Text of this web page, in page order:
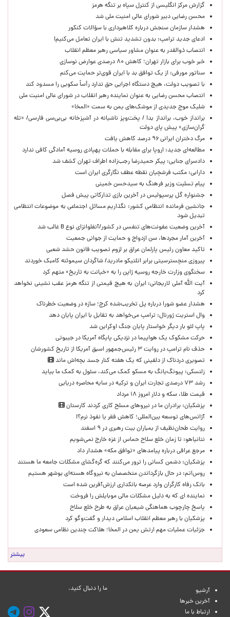
گزارش مرکز انگلیسی از کنترل سپاه بر تنگه هرمز
محسن رضایی دبیر شورای عالی امنیت ملی شد
هشدار سازمان سنجش درباره کلاهبرداری با سؤالات کنکور
ادعای جدید ترامپ: بدون تشدید تنش با ایران تعامل می‌کنیم!
انتصاب ذوالقدر به عنوان مشاور سیاسی رهبر معظم انقلاب
خبر خوب برای بازار تهران؛ کاهش ۸۰ درصدی عوارض نوسازی
سناتور مورفی: از یک توافق بد با ایران قوی‌تر حمایت می‌کنم
با تصویب دولت، هیچ دستگاه اجرایی حق ندارد رأساً سکویی را مسدود کند
انتصاب محسن رضایی به عنوان نماینده رهبر انقلاب در شورای عالی امنیت ملی
شلیک موج جدیدی از موشک‌های یمن به سمت «المخا»
برانداز خوب، برانداز بد! / پخت‌وپز ناشیانه در آشپزخانه‌ بی‌بی‌سی فارسی/ «تله
گران‌سازی» پیش پای دولت
مرگ دختران ایرانی ۹۶ درصد کاهش یافت
مطالعه‌ای جدید: اروپا برای مقابله با حملات پهپادی روسیه آمادگی کافی ندارد
دادسرای جنایی: پیکر حمیدرضا رجب‌زاده اطراف تهران کشف شد
دارابی: مکتب فرشچیان نقطه عطف نگارگری ایران است
پیام تسلیت وزیر فرهنگ به سیدحسن خمینی
جشنواره گل پرسپولیس در آخرین بازی تدارکاتی پیش فصل
جانشین فرمانده انتظامی کشور: نگذاریم مسائل اجتماعی به موضوعات انتظامی
تبدیل شود
آخرین وضعیت عفونت‌های تنفسی در کشور/آنفلوانزای نوع B غالب شد
آخرین آمار مجردها، سن ازدواج و حمایت از جوانی جمعیت
تاکید معاون رئیس پارلمان عراق بر لزوم تصویب قانون حشد شعبی
پیروزی منچسترسیتی برابر اتلتیکو مادرید/ شاگردان سیموئنه کامبک خوردند
سخنگوی وزارت خارجه روسیه ژاپن را به «خیانت به تاریخ» متهم کرد
آیت الله آملی لاریجانی: ایران به هیچ قیمتی از تنگه هرمز عقب نشینی نخواهد
کرد
هشدار عضو شورا درباره پل تخریب‌شده کرج؛ سازه در وضعیت خطرناک
وال‌ استریت ژورنال: ترامپ می‌خواهد به تقابل با ایران پایان دهد
پاپ لئو بار دیگر خواستار پایان جنگ اوکراین شد
حرکت مشکوک یک هواپیما در نزدیکی پایگاه آمریکا در جیبوتی
حذف نام ترامپ در روایت ۳ رئیس‌جمهور اسبق آمریکا از تاریخ کشورشان
تصویری دردناک از دلفینی که یک هفته کنار جسد بچه‌اش ماند
زلنسکی: پیونگ‌یانگ به مسکو کمک می‌کند، سئول به کمک ما بیاید
رشد ۷۳ درصدی تجارت ایران و ترکیه در سایه محاصره دریایی
قیمت طلا، سکه و دلار امروز ۱۸ مرداد
پزشکیان: برادران ما در نیروهای مسلح کاری کردند کارستان
آژانس‌های توسعه بین‌المللی؛ کاهش فقر یا نفوذ نرم؟!
روایت طحان‌نظیف از بمباران بیت رهبری در ۹ اسفند
نتانیاهو: تا زمان خلع سلاح حماس از غزه خارج نمی‌شویم
مرجع عراقی درباره پیامدهای «توافق مکه» هشدار داد
پزشکیان: دشمن کسانی را ترور می‌کنند که گره‌گشای مشکلات جامعه ما هستند
روس‌اتم: در حال بازگرداندن متخصصان به نیروگاه هسته‌ای بوشهر هستیم
بانک رفاه کارگران وارد عرصه بانکداری ارزش‌آفرین شده است
نماینده ای که به دلیل مشکلات مالی موبایلش را فروخت
پاسخ چارچوب هماهنگی شیعیان عراق به طرح خلع سلاح
پزشکیان با رهبر معظم انقلاب اسلامی دیدار و گفت‌وگو کرد
جزئیات عملیات مهم ارتش یمن در المخا؛ هلاکت چندین نظامی سعودی
بیشتر
آرشیو
آخرین خبرها
ارتباط با ما
ما را دنبال کنید.